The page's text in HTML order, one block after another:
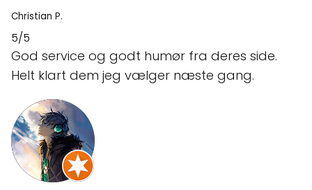
Christian P.
5/5
God service og godt humør fra deres side.
Helt klart dem jeg vælger næste gang.